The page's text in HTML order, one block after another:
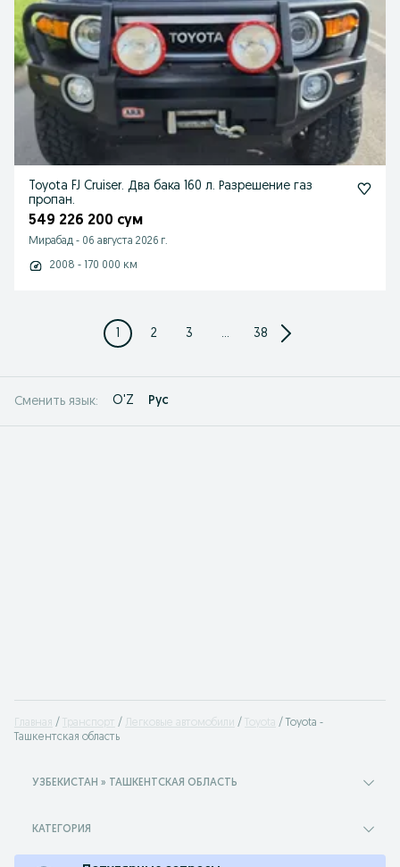
Toyota FJ Cruiser. Два бака 160 л. Разрешение газ
пропан.
549 226 200 сум
Мирабад - 06 августа 2026 г.
2008 - 170 000 км
1 2 3 ... 38
Сменить язык: O'Z Рус
Главная Транспорт Легковые автомобили Toyota
Toyota -
Ташкентская область
УЗБЕКИСТАН » ТАШКЕНТСКАЯ ОБЛАСТЬ
КАТЕГОРИЯ